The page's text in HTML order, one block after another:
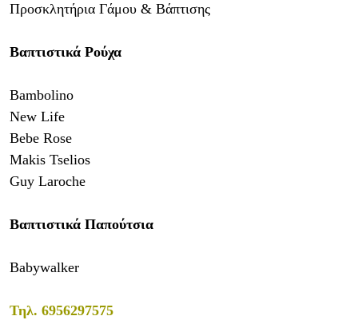
Προσκλητήρια Γάμου & Βάπτισης
Βαπτιστικά Ρούχα
Bambolino
New Life
Bebe Rose
Makis Tselios
Guy Laroche
Βαπτιστικά Παπούτσια
Babywalker
Τηλ. 6956297575